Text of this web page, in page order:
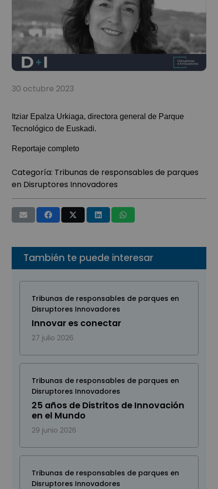
30 octubre 2023
Itziar Epalza Urkiaga, directora general de Parque
Tecnológico de Euskadi.
Reportaje completo
Categoría: Tribunas de responsables de parques
en Disruptores Innovadores
También te puede interesar
Tribunas de responsables de parques en
Disruptores Innovadores
Innovar es conectar
27 julio 2026
Tribunas de responsables de parques en
Disruptores Innovadores
25 años de Distritos de Innovación
en el Mundo
29 junio 2026
Tribunas de responsables de parques en
Disruptores Innovadores